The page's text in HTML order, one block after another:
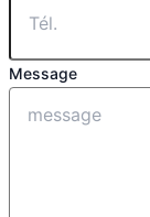
Message